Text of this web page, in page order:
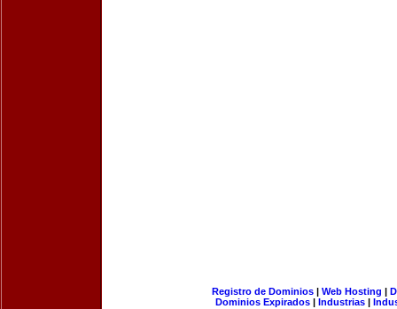
Registro de Dominios| Web Hosting |
Dominios Expirados | Industrias |